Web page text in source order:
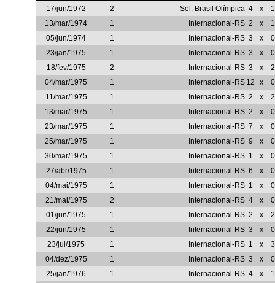
17/jun/1972
2 Sel. Brasil Olímpica 4 x
1
13/mar/1974
1 Internacional-RS 2 x
1
05/jun/1974
1 Internacional-RS 3 x
0
23/jan/1975
1 Internacional-RS 3 x
0
18/fev/1975
2 Internacional-RS 3 x
2
04/mar/1975
1 Internacional-RS 12 x
0
11/mar/1975
1 Internacional-RS 2 x
2
13/mar/1975
1 Internacional-RS 2 x
0
23/mar/1975
1 Internacional-RS 7 x
0
25/mar/1975
1 Internacional-RS 9 x
0
30/mar/1975
1 Internacional-RS 1 x
0
27/abr/1975
1 Internacional-RS 6 x
0
04/mai/1975
1 Internacional-RS 1 x
0
21/mai/1975
2 Internacional-RS 4 x
0
01/jun/1975
1 Internacional-RS 2 x
2
22/jun/1975
1 Internacional-RS 3 x
0
23/jul/1975
1 Internacional-RS 1 x
3
04/dez/1975
1 Internacional-RS 3 x
0
25/jan/1976
1 Internacional-RS 4 x
1